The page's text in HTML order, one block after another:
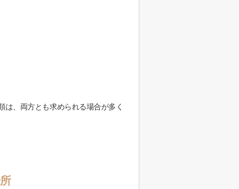
、両方とも求められる場合が多く